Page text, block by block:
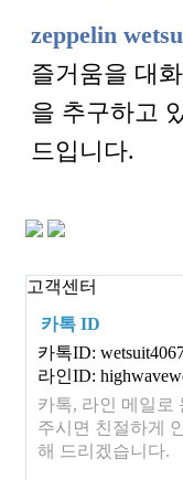
zeppelin
즐거움을 대
을 추구하고
드입니다.
고객센터
카톡 ID
카톡ID:
라인ID:
카톡, 라인 메일로
주시면 친절하게
해 드리겠습니다.